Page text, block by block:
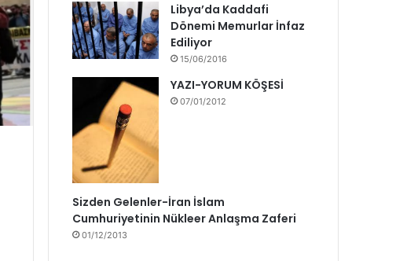
Libya’da Kaddafi
Dönemi Memurlar İnfaz
Ediliyor
15/06/2016
YAZI-YORUM KÖŞESİ
07/01/2012
Sizden Gelenler-İran İslam
Cumhuriyetinin Nükleer Anlaşma Zaferi
01/12/2013